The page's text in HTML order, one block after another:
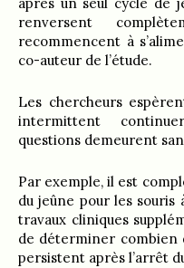
renversent
recommencent à
co-auteur de l’étude.
Les chercheurs
intermittent
questions demeurent
Par exemple, il est
du jeûne pour les souris
travaux cliniques
de déterminer combien
persistent après l’arrêt